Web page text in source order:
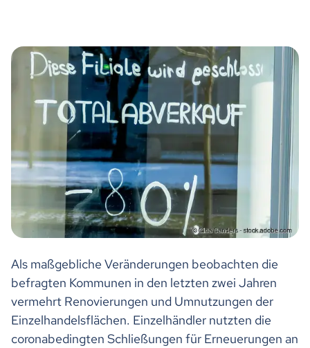
Als maßgebliche Veränderungen beobachten die
befragten Kommunen in den letzten zwei Jahren
vermehrt Renovierungen und Umnutzungen der
Einzelhandelsflächen. Einzelhändler nutzten die
coronabedingten Schließungen für Erneuerungen an